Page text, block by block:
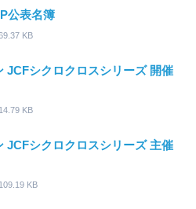
公表名簿
KB
JCFシクロクロスシリーズ 開催
KB
JCFシクロクロスシリーズ 主催
KB